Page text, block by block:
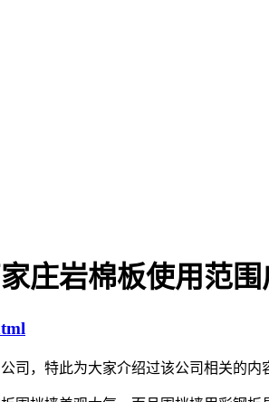
庄岩棉板使用范围
司，特此为大家介绍过该公司相关的内